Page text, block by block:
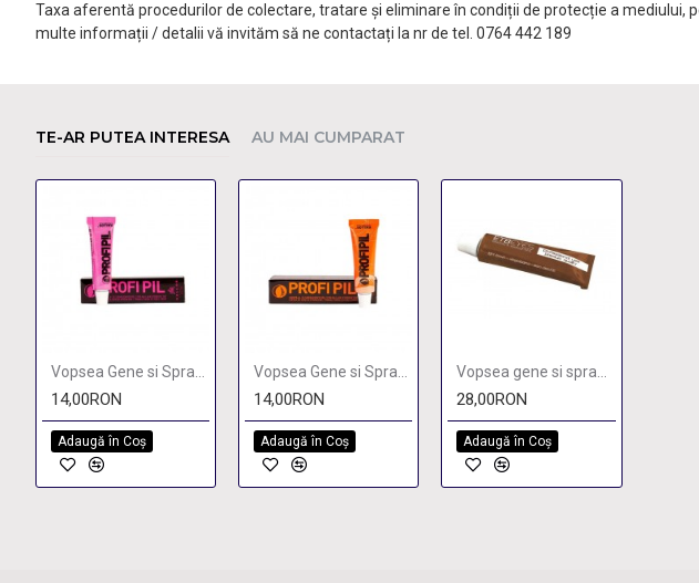
Taxa aferentă procedurilor de colectare, tratare și eliminare în condiții de protecție a mediului,
multe informații / detalii vă invităm să ne contactați la nr de tel. 0764 442 189
TE-AR PUTEA INTERESA AU MAI CUMPARAT
14,00RON
Adaugă în Coş
14,00RON
Adaugă în Coş
28,00RON
Adaugă în Coş